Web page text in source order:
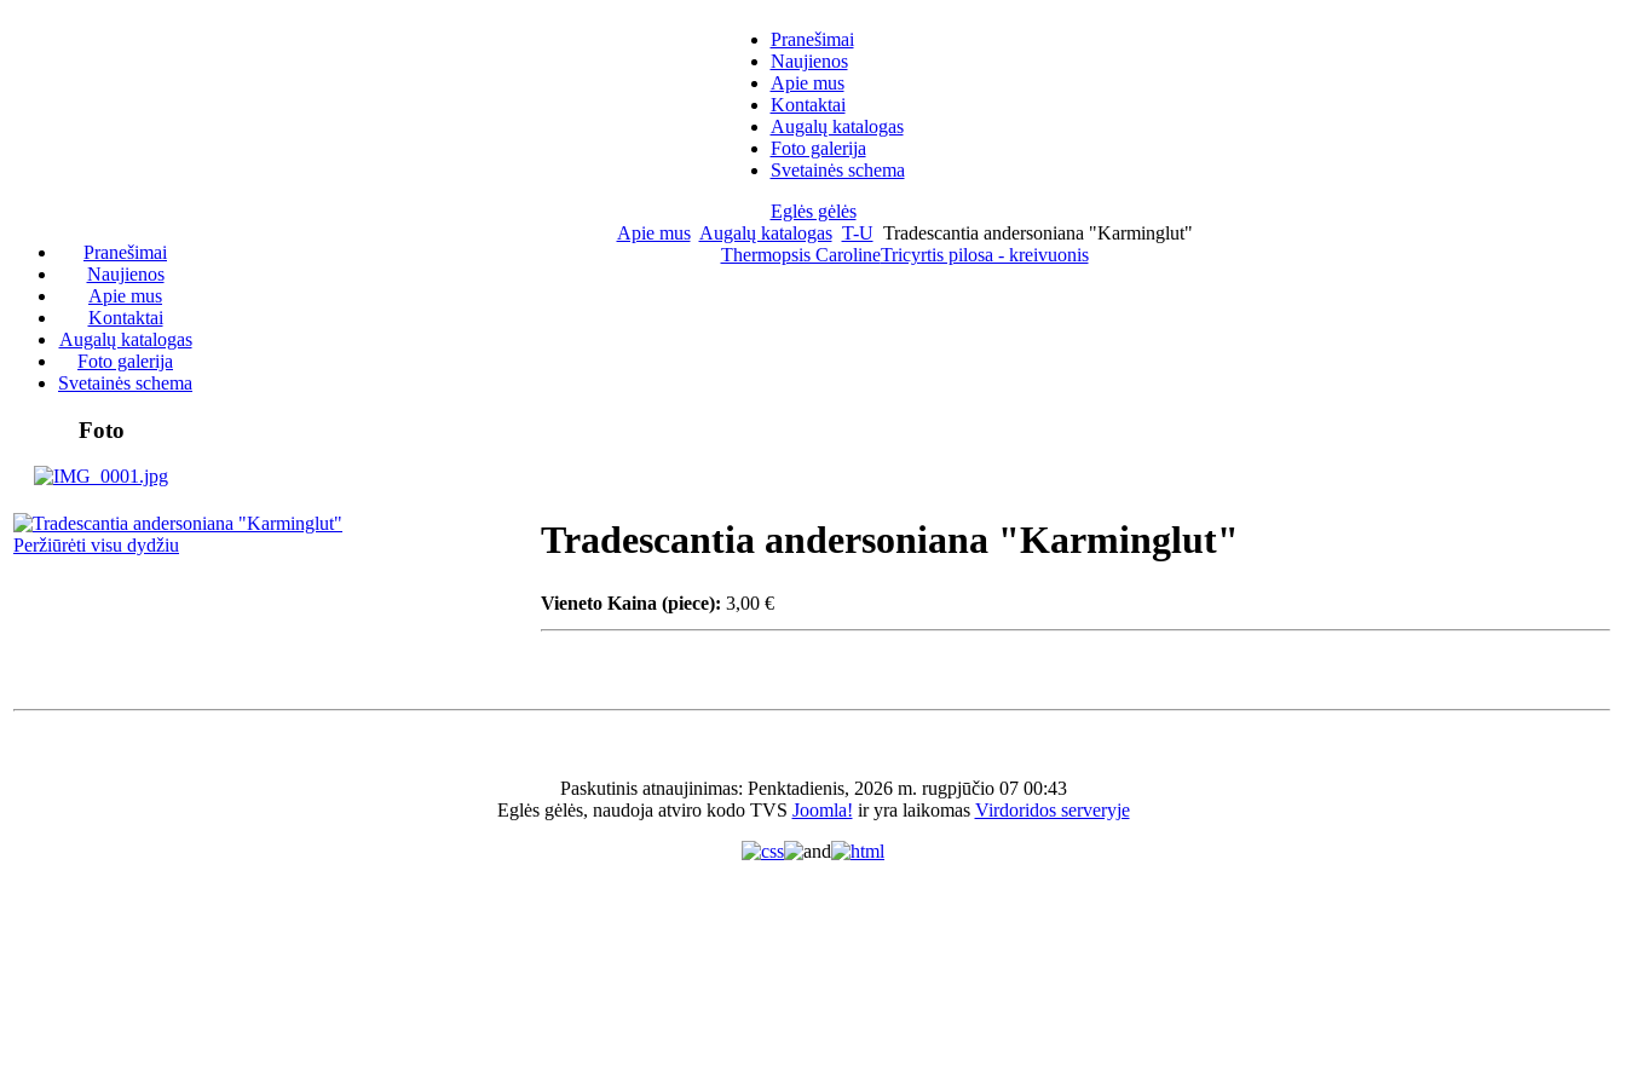
Pranešimai
Naujienos
Apie mus
Kontaktai
Augalų katalogas
Foto galerija
Svetainės schema
Eglės gėlės
Pranešimai
Naujienos
Apie mus
Kontaktai
Augalų katalogas
Foto galerija
Svetainės schema
Foto
Apie mus Augalų katalogas T-U Tradescantia andersoniana "Karminglut"
Thermopsis CarolineTricyrtis pilosa - kreivuonis
Peržiūrėti visu dydžiu Tradescantia andersoniana "Karminglut"
Vieneto Kaina (piece): 3,00 €
Paskutinis atnaujinimas: Penktadienis, 2026 m. rugpjūčio 07 00:43
Eglės gėlės, naudoja atviro kodo TVS Joomla! ir yra laikomas Virdoridos serveryje